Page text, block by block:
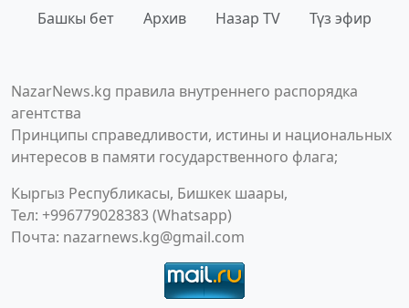
Башкы бет Архив Назар TV Түз эфир
NazarNews.kg правила внутреннего распорядка
агентства
Принципы справедливости, истины и национальных
интересов в памяти государственного флага;
Кыргыз Республикасы, Бишкек шаары,
Тел: +996779028383 (Whatsapp)
Почта: nazarnews.kg@gmail.com